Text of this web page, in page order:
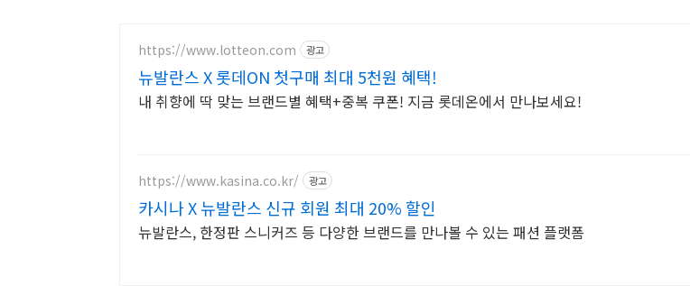
https://www.lotteon.com 광고
뉴발란스 X 롯데ON 첫구매 최대 5천원 혜택!
내 취향에 딱 맞는 브랜드별 혜택+중복 쿠폰! 지금 롯데온에서 만나보세요!
https://www.kasina.co.kr/ 광고
카시나 X 뉴발란스 신규 회원 최대 20% 할인
뉴발란스, 한정판 스니커즈 등 다양한 브랜드를 만나볼 수 있는 패션 플랫폼